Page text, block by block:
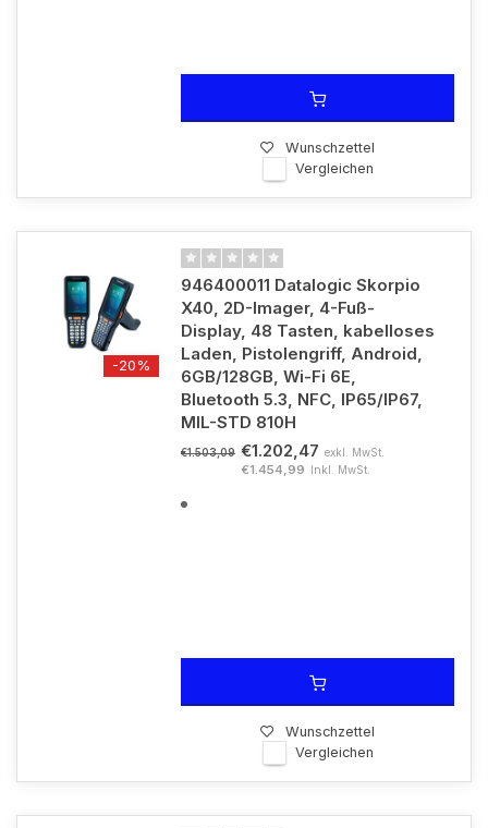
Wunschzettel
Vergleichen
-20%
946400011 Datalogic Skorpio
X40, 2D-Imager, 4-Fuß-
Display, 48 Tasten, kabelloses
Laden, Pistolengriff, Android,
6GB/128GB, Wi-Fi 6E,
Bluetooth 5.3, NFC, IP65/IP67,
MIL-STD 810H
€1.503,09 €1.202,47 exkl. MwSt.
€1.454,99 Inkl. MwSt.
Wunschzettel
Vergleichen